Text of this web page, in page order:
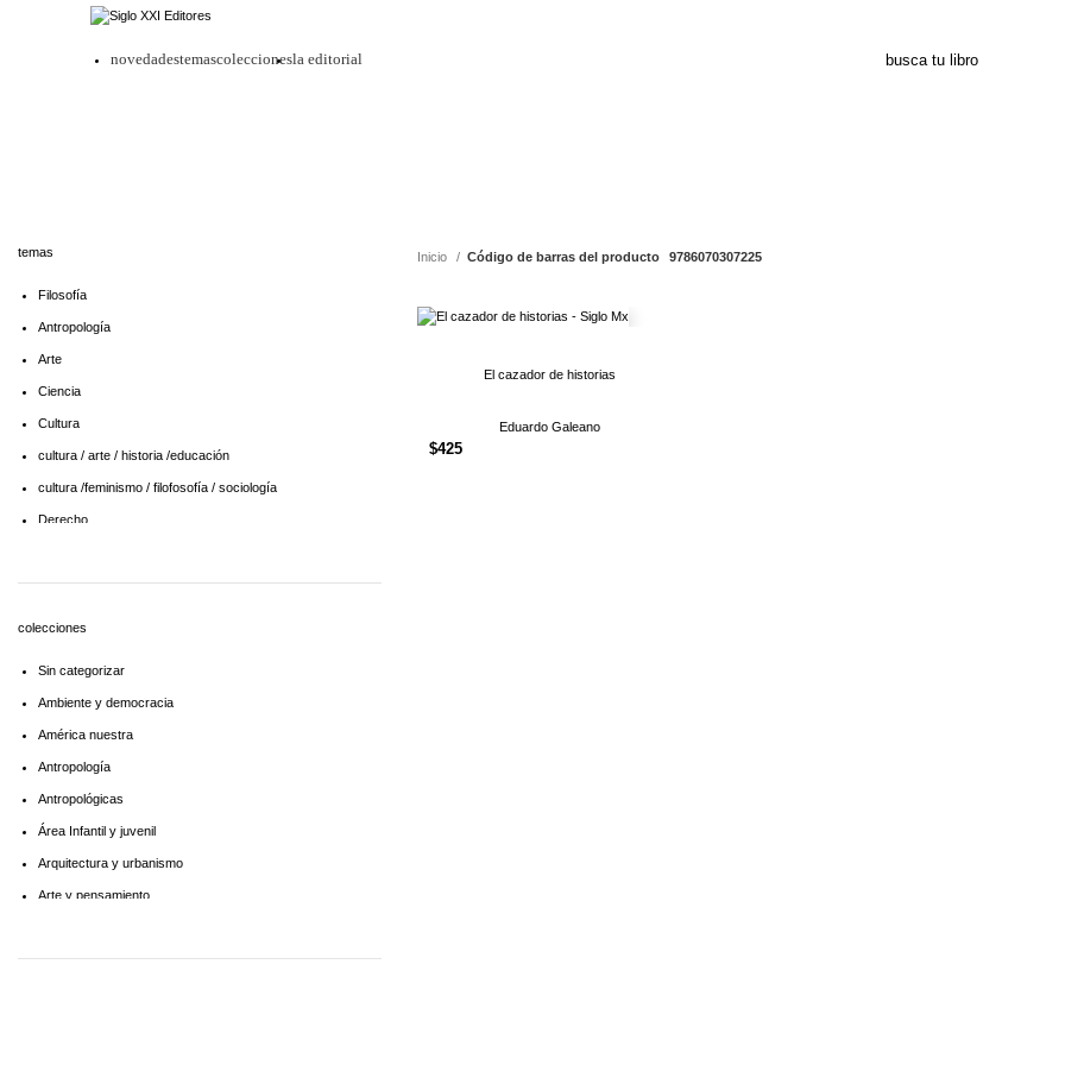
novedadestemascoleccionesla editorial
temas
Filosofía
Antropología
Arte
Ciencia
Cultura
cultura / arte / historia /educación
cultura /feminismo / filofosofía / sociología
Derecho
Educaciòn
Filosofía social
Historia
Lingüística
Literatura infantil
Medioambiente
Pensamiento crítico
Política
colecciones
Sin categorizar
Ambiente y democracia
América nuestra
Antropología
Antropológicas
Área Infantil y juvenil
Arquitectura y urbanismo
Arte y pensamiento
Biblioteca América Latina
Inicio Código de barras del producto 9786070307225
El cazador de historias
Eduardo Galeano
$425